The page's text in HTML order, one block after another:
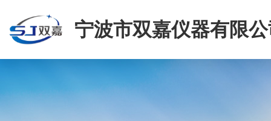
宁波市双嘉仪器有限